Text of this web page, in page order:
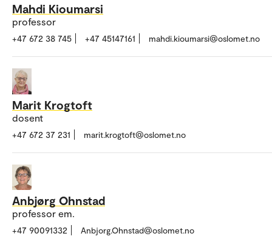
Mahdi Kioumarsi
professor
+47 672 38 745 +47 45147161 mahdi.kioumarsi@oslomet.no
Marit Krogtoft
dosent
+47 672 37 231 marit.krogtoft@oslomet.no
Anbjørg Ohnstad
professor em.
+47 90091332 Anbjorg.Ohnstad@oslomet.no